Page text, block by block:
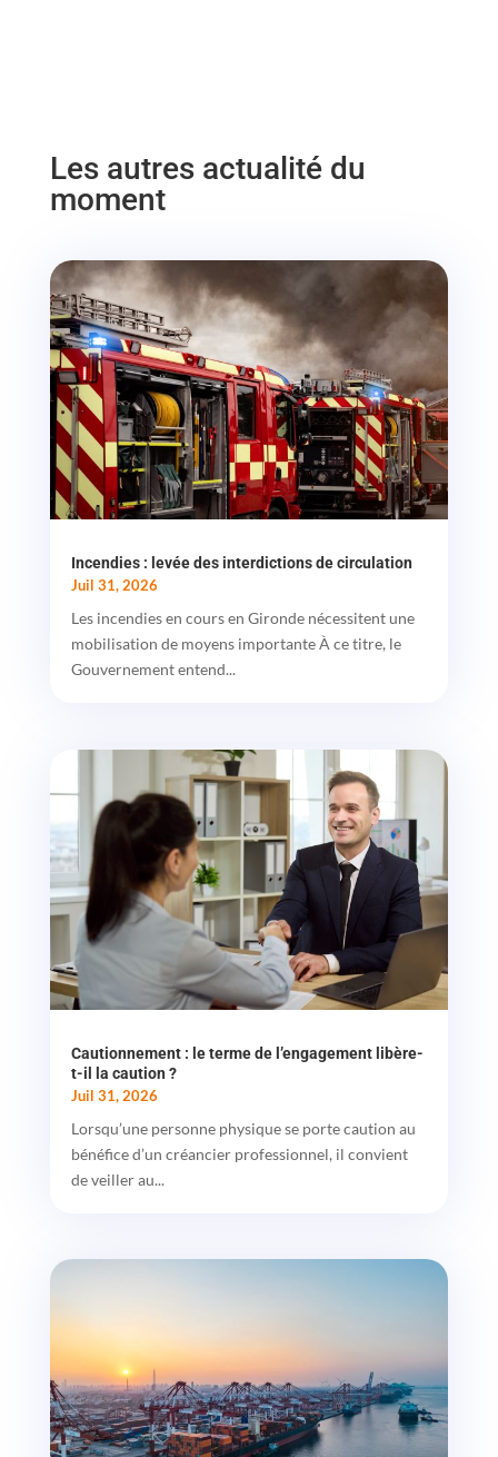
Les autres actualité du
moment
Incendies : levée des interdictions de circulation
Juil 31, 2026
Les incendies en cours en Gironde nécessitent une
mobilisation de moyens importante À ce titre, le
Gouvernement entend...
Cautionnement : le terme de l’engagement libère-
t-il la caution ?
Juil 31, 2026
Lorsqu’une personne physique se porte caution au
bénéfice d’un créancier professionnel, il convient
de veiller au...